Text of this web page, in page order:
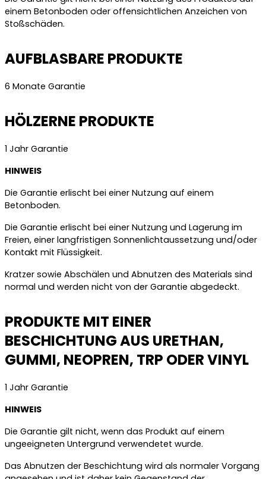
einem Betonboden oder offensichtlichen Anzeichen von
Stoßschäden.
AUFBLASBARE PRODUKTE
6 Monate Garantie
HÖLZERNE PRODUKTE
1 Jahr Garantie
HINWEIS
Die Garantie erlischt bei einer Nutzung auf einem
Betonboden.
Die Garantie erlischt bei einer Nutzung und Lagerung im
Freien, einer langfristigen Sonnenlichtaussetzung und/oder
Kontakt mit Flüssigkeit.
Kratzer sowie Abschälen und Abnutzen des Materials sind
normal und werden nicht von der Garantie abgedeckt.
PRODUKTE MIT EINER
BESCHICHTUNG AUS URETHAN,
GUMMI, NEOPREN, TRP ODER VINYL
1 Jahr Garantie
HINWEIS
Die Garantie gilt nicht, wenn das Produkt auf einem
ungeeigneten Untergrund verwendetet wurde.
Das Abnutzen der Beschichtung wird als normaler Vorgang